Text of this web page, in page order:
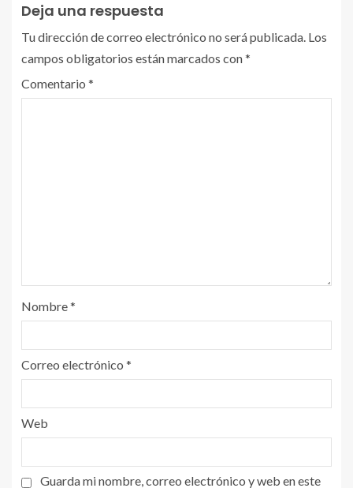
Deja una respuesta
Tu dirección de correo electrónico no será publicada. Los
campos obligatorios están marcados con*
Comentario *
Nombre*
Correo electrónico *
Web
Guarda mi nombre, correo electrónico y web en este